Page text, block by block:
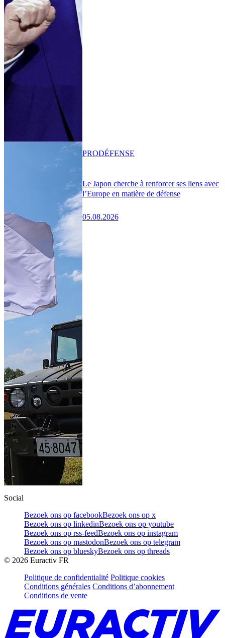
Le Japon cherche à renforcer ses liens avec
l’Europe en matière de défense
05.08.2026
PRODÉFENSE
Social
Bezoek ons op facebookBezoek ons op x
Bezoek ons op linkedinBezoek ons op youtube
Bezoek ons op rss-feedBezoek ons op instagram
Bezoek ons op mastodonBezoek ons op telegram
Bezoek ons op blueskyBezoek ons op threads
© 2026 Euractiv FR
Politique de confidentialité Politique cookies
Conditions générales Conditions d’abonnement
Conditions de vente